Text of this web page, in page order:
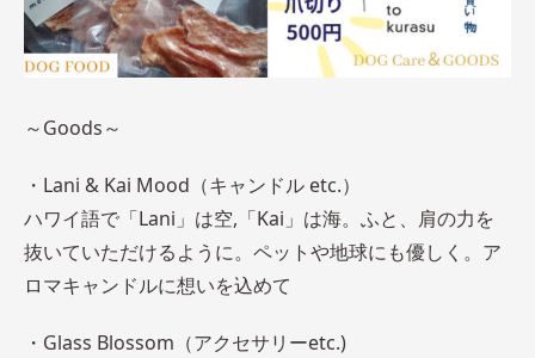
～Goods～
・Lani & Kai Mood（キャンドル etc.）
ハワイ語で「Lani」は空,「Kai」は海。ふと、肩の力を
抜いていただけるように。ペットや地球にも優しく。ア
ロマキャンドルに想いを込めて
・ Glass Blossom（アクセサリーetc.)